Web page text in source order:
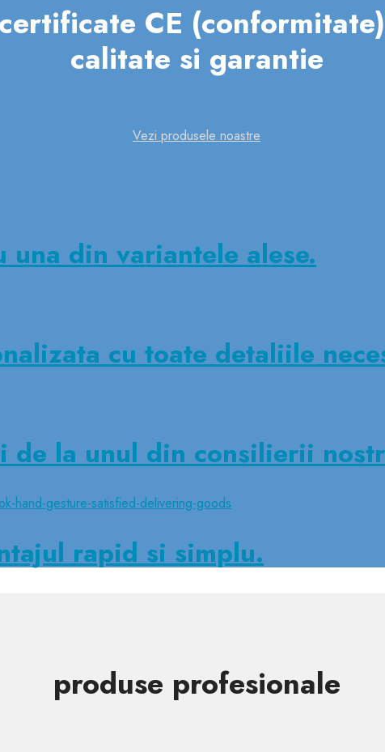
certificate CE
calitate si garantie
Vezi produsele noastre
din variantele alese.
cu toate detaliile
de la unul din consilierii
rapid si simplu.
produse profesionale